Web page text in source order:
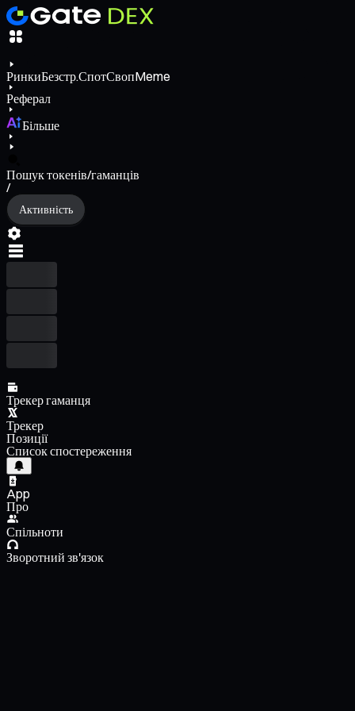
РинкиБезстр.СпотСвопMeme
Реферал
Більше
Пошук токенів/гаманців
/
Активність
Трекер гаманця
Трекер
Позиції
Список спостереження
App
Про
Спільноти
Зворотний зв'язок